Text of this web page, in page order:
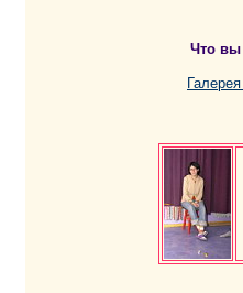
Что вы